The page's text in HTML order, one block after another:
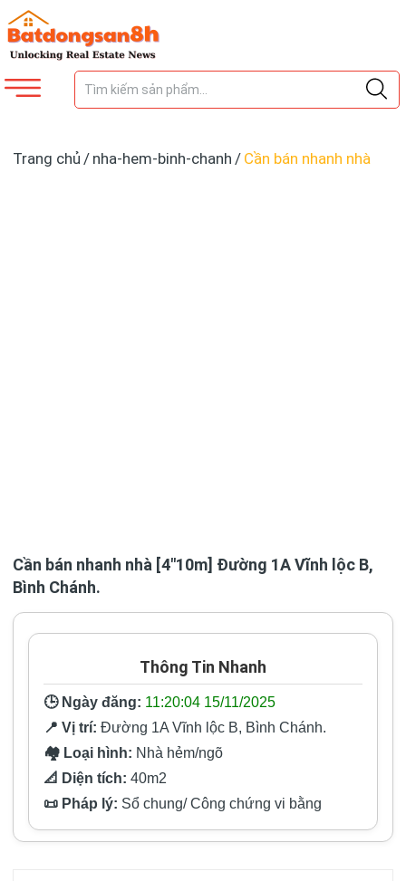
Trang chủ / nha-hem-binh-chanh / Cần bán nhanh nhà
Cần bán nhanh nhà [4"10m] Đường 1A Vĩnh lộc B,
Bình Chánh.
Thông Tin Nhanh
🕒 Ngày đăng: 11:20:04 15/11/2025
📍 Vị trí: Đường 1A Vĩnh lộc B, Bình Chánh.
🏘️ Loại hình: Nhà hẻm/ngõ
📐 Diện tích: 40m2
📜 Pháp lý: Sổ chung/ Công chứng vi bằng